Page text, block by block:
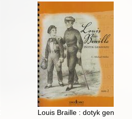
Louis Braille : dotyk geniuszu.